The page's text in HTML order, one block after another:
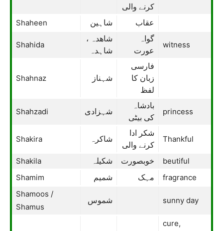
کرنے والی
Shaheen شاہین عقاب
Shahida
شاھدہ ،
شاہدہ
گواہ
عورت
witness
Shahnaz شہناز
فارسی
زبان کا
لفظ
Shahzadi شہزادی
بادشاہ
کی بیٹی
princess
Shakira شاکرہ
شکر ادا
کرنے والی
Thankful
Shakila شکیلہ خوبصورت
beutiful
Shamim
شمیم مہک
fragrance
Shamoos /
Shamus
شموس sunny day
cure,